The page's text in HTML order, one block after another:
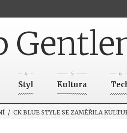
4
Styl
5
Kultura
6
/ CK BLUE STYLE SE ZAMĚŘILA